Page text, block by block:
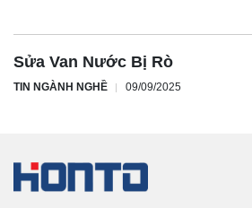
Sửa Van Nước Bị Rò
TIN NGÀNH NGHỀ 09/09/2025